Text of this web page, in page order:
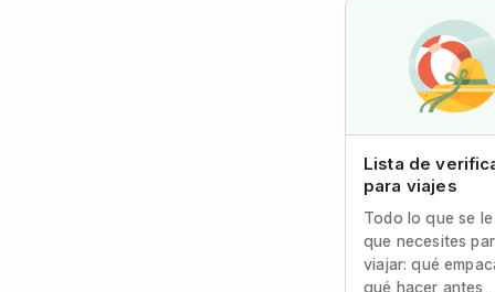
Lista de
para viajes
Todo lo que se
que necesites
viajar: qué
qué hacer antes,